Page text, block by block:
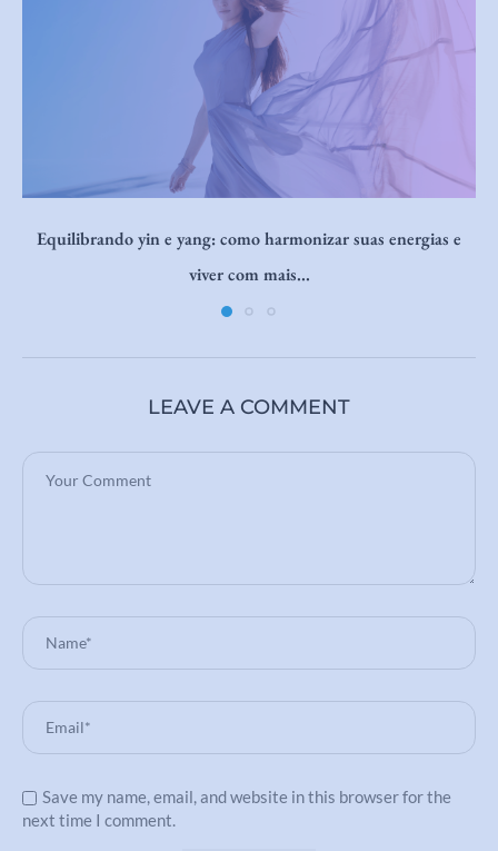
Reconecte-se com sua ancestralidade e desperte o poder do
feminino em você
LEAVE A COMMENT
Save my name, email, and website in this browser for the
next time I comment.